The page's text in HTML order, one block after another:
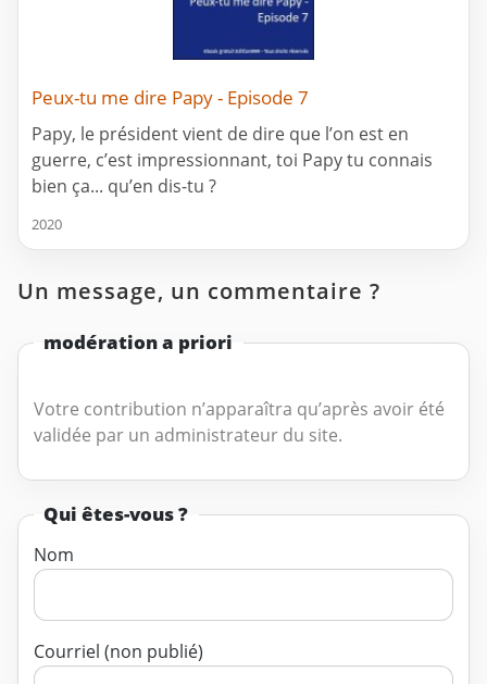
Peux-tu me dire Papy - Episode 7
Papy, le président vient de dire que l’on est en
guerre, c’est impressionnant, toi Papy tu connais
bien ça... qu’en dis-tu ?
2020
Un message, un commentaire ?
modération a priori
Votre contribution n’apparaîtra qu’après avoir été
validée par un administrateur du site.
Qui êtes-vous ?
Nom
Courriel (non publié)